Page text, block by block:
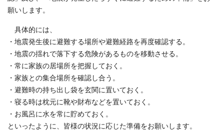
願いします。
具体的には、
・地震発生後に避難する場所や避難経路を再度確認する。
・地震の揺れで落下する危険があるものを移動させる。
・常に家族の居場所を把握しておく。
・家族との集合場所を確認し合う。
・避難時の持ち出し袋を玄関に置いておく。
・寝る時は枕元に靴や財布などを置いておく。
・お風呂に水を常に貯めておく。
といったように、皆様の状況に応じた準備をお願いします。